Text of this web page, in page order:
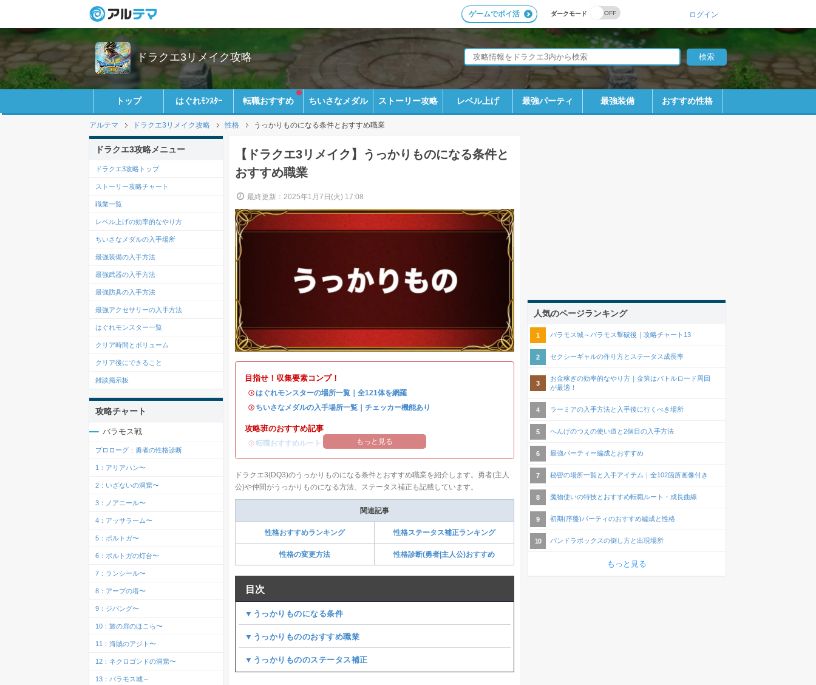
ダークモード
ゲームでポイ活 ログイン
ドラクエ3リメイク攻略
トップ はぐれﾓﾝｽﾀｰ 転職おすすめ ちいさなメダル ストーリー攻略 レベル上げ 最強パーティ 最強装備 おすすめ性格
アルテマ ドラクエ3リメイク攻略 性格 うっかりものになる条件とおすすめ職業
【ドラクエ3リメイク】うっかりものになる条件と
おすすめ職業
最終更新：2025年1月7日(火) 17:08
目指せ！収集要素コンプ！
・はぐれモンスターの場所一覧｜全121体を網羅
・ ちいさなメダルの入手場所一覧｜チェッカー機能あり
攻略班のおすすめ記事
・転職おすすめルート もっと見る
ドラクエ3(DQ3)のうっかりものになる条件とおすすめ職業を紹介します。勇者(主人
公)や仲間がうっかりものになる方法、ステータス補正も記載しています。
関連記事
性格おすすめランキング 性格ステータス補正ランキング
性格の変更方法 性格診断(勇者|主人公)おすすめ
目次
▼うっかりものになる条件
▼うっかりもののおすすめ職業
▼うっかりもののステータス補正
ドラクエ3攻略メニュー
ドラクエ3攻略トップ
ストーリー攻略チャート
職業一覧
レベル上げの効率的なやり方
ちいさなメダルの入手場所
最強装備の入手方法
最強武器の入手方法
最強防具の入手方法
最強アクセサリーの入手方法
はぐれモンスター一覧
クリア時間とボリューム
クリア後にできること
雑談掲示板
攻略チャート
バラモス戦
プロローグ：勇者の性格診断
1：アリアハン〜
2：いざないの洞窟〜
3：ノアニール〜
4：アッサラーム〜
5：ポルトガ〜
6：ポルトガの灯台〜
7：ランシール〜
8：アープの塔〜
9：ジパング〜
10：旅の扉のほこら〜
11：海賊のアジト〜
12：ネクロゴンドの洞窟〜
13：バラモス城～
人気のページランキング
バラモス城～バラモス撃破後｜攻略チャート13
セクシーギャルの作り方とステータス成長率
お金稼ぎの効率的なやり方｜金策はバトルロード周回
が最適！
ラーミアの入手方法と入手後に行くべき場所
へんげのつえの使い道と2個目の入手方法
最強パーティー編成とおすすめ
秘密の場所一覧と入手アイテム｜全102箇所画像付き
魔物使いの特技とおすすめ転職ルート・成長曲線
初期(序盤)パーティのおすすめ編成と性格
パンドラボックスの倒し方と出現場所
もっと見る